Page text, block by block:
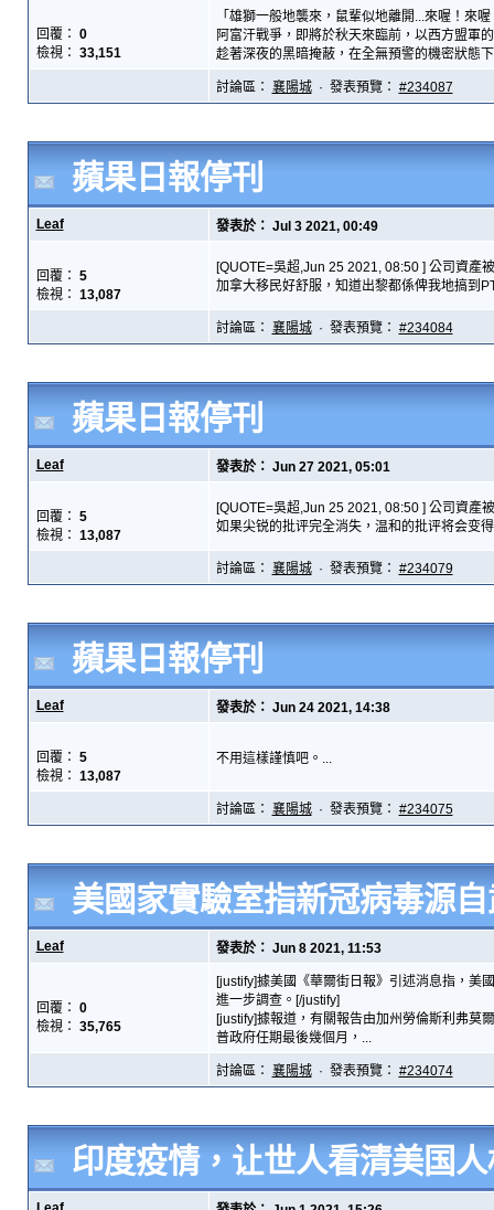
回覆： 0
檢視： 33,151
「雄獅一般地襲來，鼠輩似地離開...來喔！來
阿富汗戰爭，即將於秋天來臨前，以西方盟軍
趁著深夜的黑暗掩蔽，在全無預警的機密狀態
討論區： 襄陽城· 發表預覽： #234087
蘋果日報停刊
Leaf 發表於： Jul 3 2021, 00:49
回覆： 5
檢視： 13,087
[QUOTE=吳超,Jun 25 2021, 08:50 ] 公司資產
加拿大移民好舒服，知道出黎都係俾我地搞到
討論區： 襄陽城· 發表預覽： #234084
蘋果日報停刊
Leaf 發表於： Jun 27 2021, 05:01
回覆： 5
檢視： 13,087
[QUOTE=吳超,Jun 25 2021, 08:50 ] 公司資產
討論區： 襄陽城· 發表預覽： #234079
蘋果日報停刊
Leaf 發表於： Jun 24 2021, 14:38
回覆： 5
檢視： 13,087
不用這樣謹慎吧。...
討論區： 襄陽城· 發表預覽： #234075
美國家實驗室指新冠病毒源
Leaf 發表於： Jun 8 2021, 11:53
回覆： 0
檢視： 35,765
[justify]據美國《華爾街日報》引述消息指，美
進一步調查。[/justify]
[justify]據報道，有關報告由加州勞倫斯利弗莫
普政府任期最後幾個月，...
討論區： 襄陽城· 發表預覽： #234074
印度疫情，让世人看清美国人